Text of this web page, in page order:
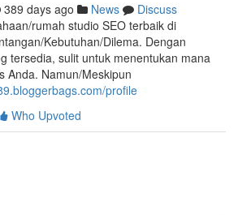
389 days ago News
Discuss
rumah studio SEO terbaik di
Kebutuhan/Dilema. Dengan
tersedia, sulit untuk menentukan mana
Anda. Namun/Meskipun
profile
Who Upvoted